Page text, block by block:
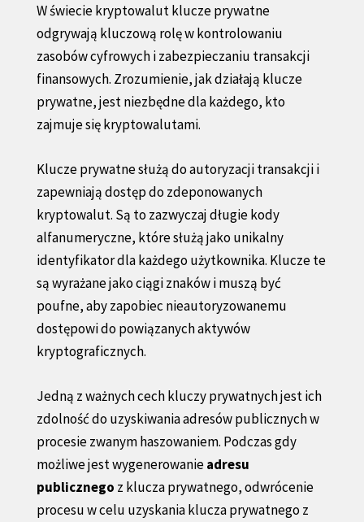
W świecie kryptowalut klucze prywatne
odgrywają kluczową rolę w kontrolowaniu
zasobów cyfrowych i zabezpieczaniu transakcji
finansowych. Zrozumienie, jak działają klucze
prywatne, jest niezbędne dla każdego, kto
zajmuje się kryptowalutami.
Klucze prywatne służą do autoryzacji transakcji i
zapewniają dostęp do zdeponowanych
kryptowalut. Są to zazwyczaj długie kody
alfanumeryczne, które służą jako unikalny
identyfikator dla każdego użytkownika. Klucze te
są wyrażane jako ciągi znaków i muszą być
poufne, aby zapobiec nieautoryzowanemu
dostępowi do powiązanych aktywów
kryptograficznych.
Jedną z ważnych cech kluczy prywatnych jest ich
zdolność do uzyskiwania adresów publicznych w
procesie zwanym haszowaniem. Podczas gdy
możliwe jest wygenerowanieadresu
publicznego z klucza prywatnego, odwrócenie
procesu w celu uzyskania klucza prywatnego z